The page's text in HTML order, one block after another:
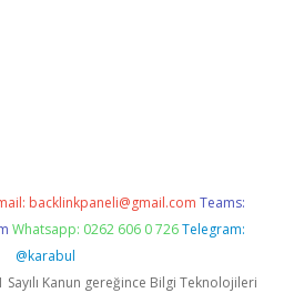
backlinkpaneli@gmail.com Teams:
Whatsapp: 0262 606 0 726 Telegram:
@karabul
Sayılı Kanun gereğince Bilgi Teknolojileri